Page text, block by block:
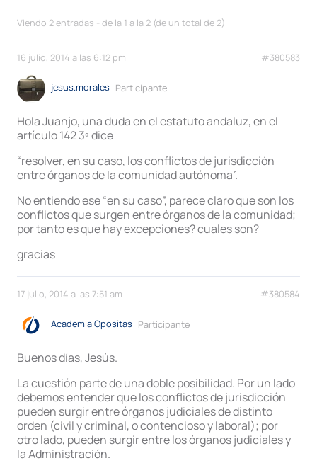
Viendo 2 entradas - de la 1 a la 2 (de un total de 2)
16 julio, 2014 a las 6:12 pm #380583
jesus.morales Participante
Hola Juanjo, una duda en el estatuto andaluz, en el
artículo 142 3º dice
“resolver, en su caso, los conflictos de jurisdicción
entre órganos de la comunidad autónoma”.
No entiendo ese “en su caso”, parece claro que son los
conflictos que surgen entre órganos de la comunidad;
por tanto es que hay excepciones? cuales son?
gracias
17 julio, 2014 a las 7:51 am #380584
Academia Opositas Participante
Buenos días, Jesús.
La cuestión parte de una doble posibilidad. Por un lado
debemos entender que los conflictos de jurisdicción
pueden surgir entre órganos judiciales de distinto
orden (civil y criminal, o contencioso y laboral); por
otro lado, pueden surgir entre los órganos judiciales y
la Administración.